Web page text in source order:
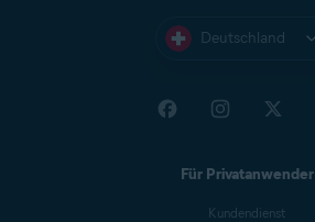
Deutschland
Für Privatanwender
Kundendienst